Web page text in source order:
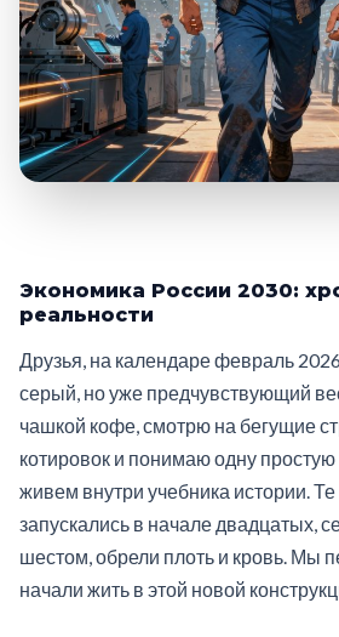
Экономика России 2030:
реальности
Друзья, на календаре февраль
серый, но уже предчувствующий
чашкой кофе, смотрю на бегущие
котировок и понимаю одну
живем внутри учебника истории.
запускались в начале двадцатых,
шестом, обрели плоть и кровь. Мы
начали жить в этой новой